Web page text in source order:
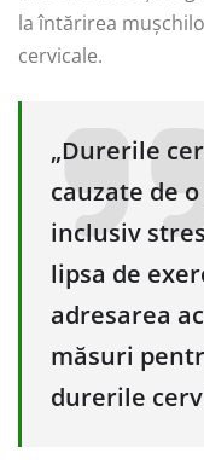
la întărirea
cervicale.
„Durerile
cauzate de
inclusiv
lipsa de
adresarea
măsuri
durerile